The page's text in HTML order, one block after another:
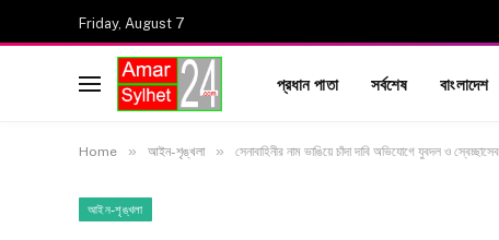
Friday, August 7
প্রধান পাতা সর্বশেষ বাংলাদেশ
Home » আইন-শৃঙ্খলা » সেনাবাহিনীর নাম ভাঙিয়ে চাঁদা দাবি অভিযোগে যুবদল ও
আইন-শৃঙ্খলা